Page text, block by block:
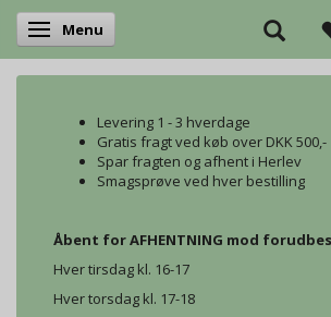
Skifte navigation
Menu
Levering 1 - 3 hverdage
Gratis fragt ved køb over DKK 500,-
Spar fragten og afhent i Herlev
Smagsprøve ved hver bestilling
Åbent for AFHENTNING mod
Hver tirsdag kl. 16-17
Hver torsdag kl. 17-18